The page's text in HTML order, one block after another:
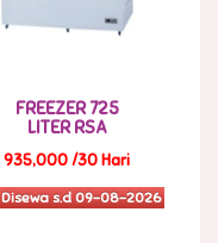
FREEZER 725
LITER RSA
935,000 /30 Hari
Disewa s.d 09-08-2026